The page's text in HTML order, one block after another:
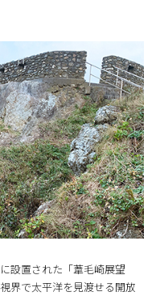
設置された「葦毛崎展望
界で太平洋を見渡せる開放